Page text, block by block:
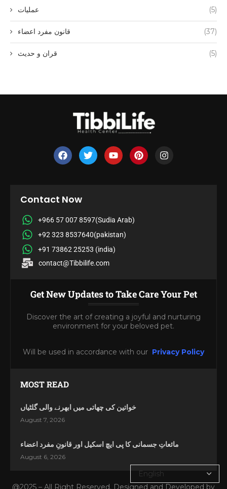
عملیات (5)
قانون مفرد اعضاء (37)
قران و حدیث (5)
Contact Now
+966 57 007 8597(Sudia Arab)
+92 323 8537640(pakistan)
+91 73862 25253 (india)
contact@Tibbilife.com
Get New Updates to Take Care Your Pet
Discover the art of creating a joyful and nurturing
environment for your beloved pet.
Will be used in accordance with our Privacy Policy
MOST READ
خواتین کی چھاتی میں ابھرنے والی گلٹیاں
August 7, 2026
مائعاتِ جسمانی کا پی ایچ اسکیل اور قانونِ مفرد اعضاء
August 6, 2026
@2025 – All Right Reserved. Designed and Developed by